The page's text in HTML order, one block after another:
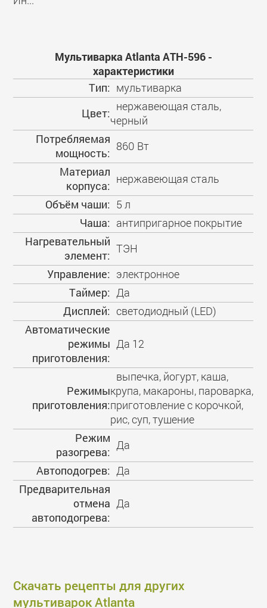
Мультиварка Atlanta ATH-596 -
характеристики
Тип: мультиварка
Цвет:
нержавеющая сталь,
черный
Потребляемая
мощность:
860 Вт
Материал
корпуса:
нержавеющая сталь
Объём чаши: 5 л
Чаша: антипригарное покрытие
Нагревательный
элемент:
ТЭН
Управление: электронное
Таймер: Да
Дисплей: светодиодный (LED)
Автоматические
режимы
приготовления:
Да 12
Режимы
приготовления:
выпечка, йогурт, каша,
крупа, макароны, пароварка,
приготовление с корочкой,
рис, суп, тушение
Режим
разогрева:
Да
Автоподогрев: Да
Предварительная
отмена
автоподогрева:
Да
Скачать рецепты для других
мультиварок Atlanta